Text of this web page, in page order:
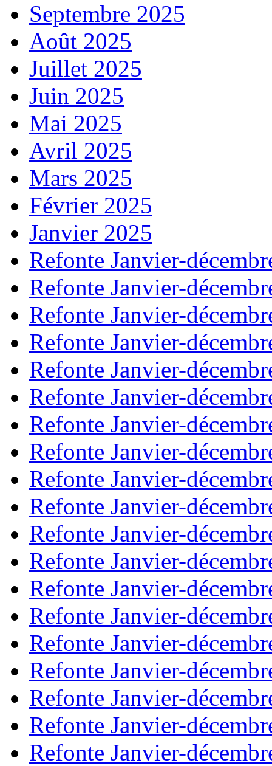
Septembre 2025
Août 2025
Juillet 2025
Juin 2025
Mai 2025
Avril 2025
Mars 2025
Février 2025
Janvier 2025
Refonte Janvier-
Refonte Janvier-
Refonte Janvier-
Refonte Janvier-
Refonte Janvier-
Refonte Janvier-
Refonte Janvier-
Refonte Janvier-
Refonte Janvier-
Refonte Janvier-
Refonte Janvier-
Refonte Janvier-
Refonte Janvier-
Refonte Janvier-
Refonte Janvier-
Refonte Janvier-
Refonte Janvier-
Refonte Janvier-
Refonte Janvier-